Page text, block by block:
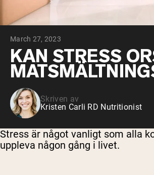
VEGAN PROTEIN
Ärtprotein
Jordnötssmör
Fröproteinpulver
Proteindrinkar
Vegan viktökare
Shop All Vegan Protein
March 27, 2023
KAN STRESS
Skriven av
Kristen Carli RD Nutritionist
Stress är något vanligt som alla
uppleva någon gång i livet.